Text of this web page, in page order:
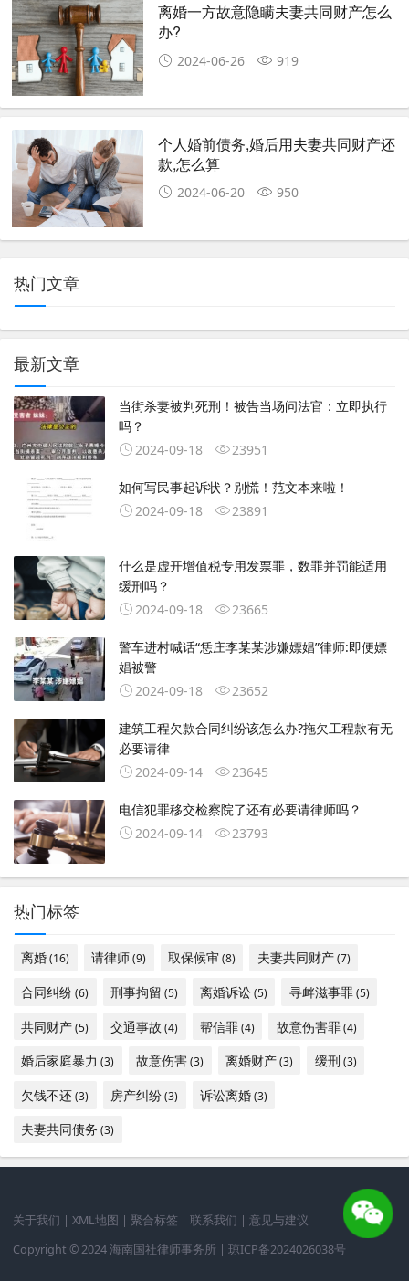
离婚一方故意隐瞒夫妻共同财产怎么
办?
2024-06-26 919
个人婚前债务,婚后用夫妻共同财产还
款,怎么算
2024-06-20 950
热门文章
最新文章
当街杀妻被判死刑！被告当场问法官：立即执行
吗？
2024-09-18
23951
如何写民事起诉状？别慌！范文本来啦！
2024-09-18
23891
什么是虚开增值税专用发票罪，数罪并罚能适用
缓刑吗？
2024-09-18
23665
警车进村喊话“恁庄李某某涉嫌嫖娼”律师:即便嫖
娼被警
2024-09-18
23652
建筑工程欠款合同纠纷该怎么办?拖欠工程款有无
必要请律
2024-09-14
23645
电信犯罪移交检察院了还有必要请律师吗？
2024-09-14
23793
热门标签
离婚(16) 请律师(9) 取保候审(8) 夫妻共同财产(7)
合同纠纷(6) 刑事拘留 (5) 离婚诉讼(5) 寻衅滋事罪(5)
共同财产(5) 交通事故 (4) 帮信罪(4) 故意伤害罪(4)
婚后家庭暴力 (3) 故意伤害(3) 离婚财产(3) 缓刑 (3)
欠钱不还(3) 房产纠纷(3) 诉讼离婚(3)
夫妻共同债务 (3)
关于我们 | XML地图 | 聚合标签 | 联系我们 | 意见与建议
Copyright © 2024 海南国社律师事务所 | 琼ICP备2024026038号